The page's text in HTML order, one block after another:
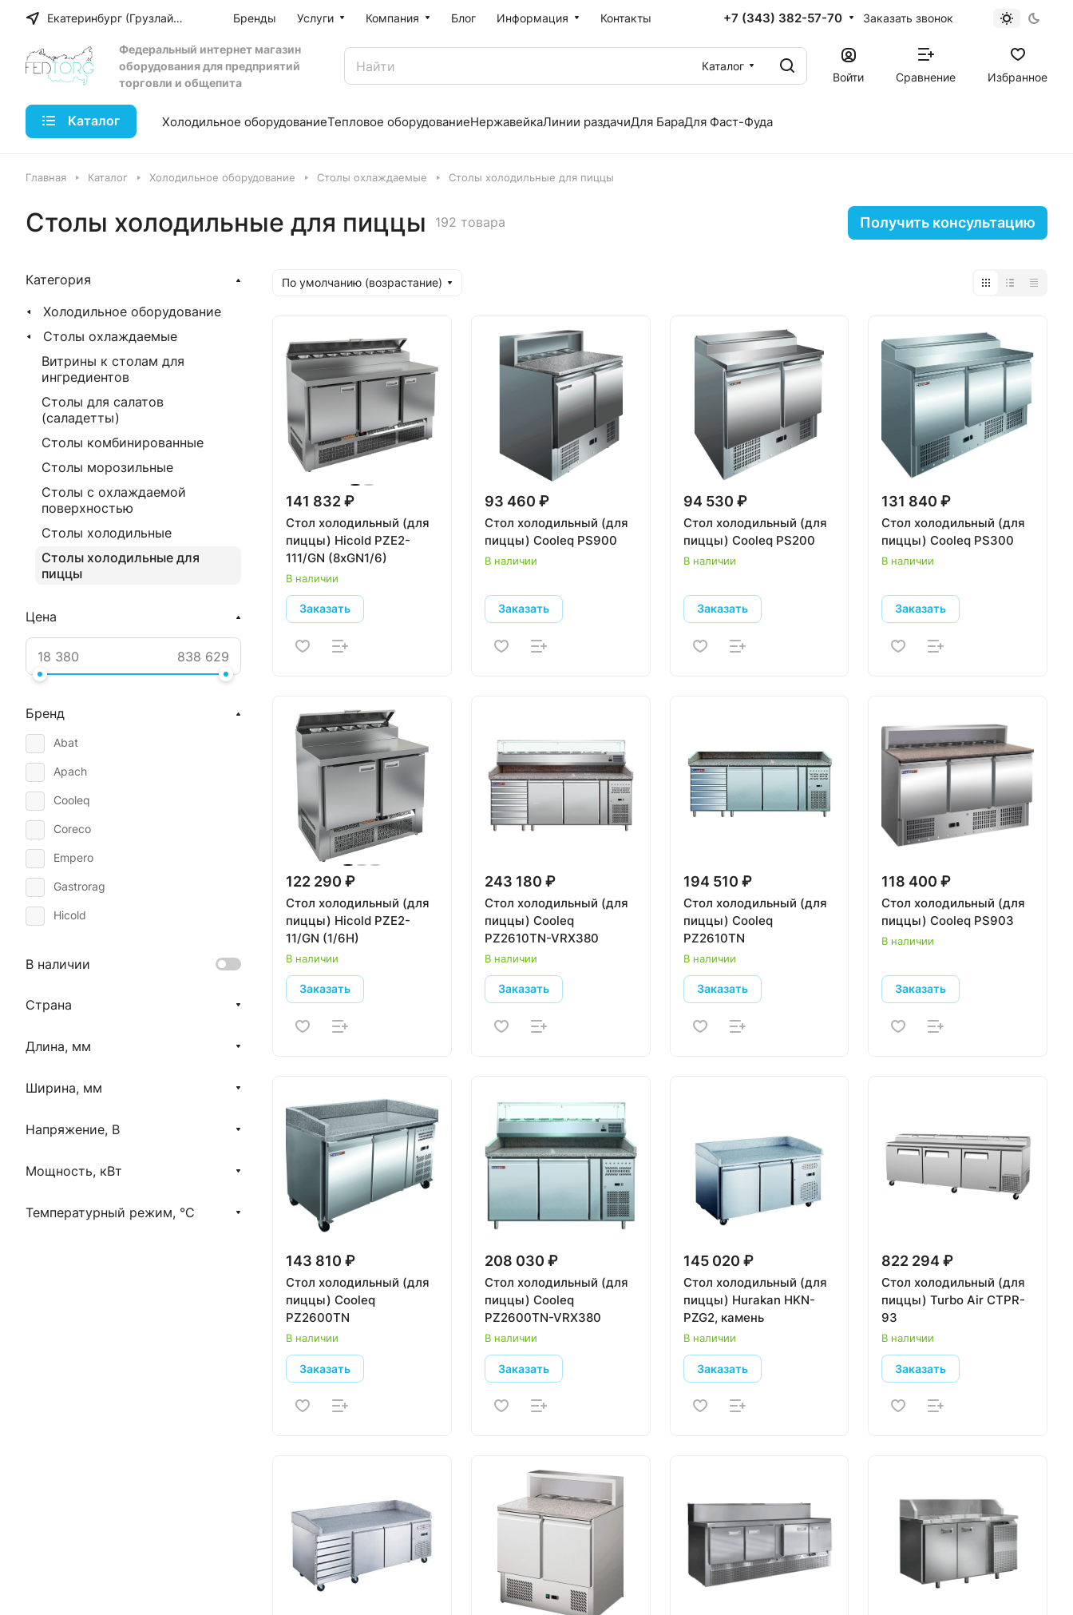
Екатеринбург (Грузлайн) Бренды Услуги Компания Блог Информация Контакты +7 (343) 382-57-70 Заказать звонок
Федеральный интернет магазин
оборудования для предприятий
торговли и общепита
Каталог
Войти
Сравнение Избранное
Каталог Холодильное оборудованиеТепловое оборудованиеНержавейкаЛинии раздачиДля БараДля Фаст-Фуда
Главная Каталог Холодильное оборудование Столы охлаждаемые Столы холодильные для пиццы
Столы холодильные для пиццы 192 товара Получить консультацию
По умолчанию (возрастание)
141 832 ₽
Стол холодильный (для
пиццы) Hicold PZE2-
111/GN (8xGN1/6)
В наличии
Заказать
93 460 ₽
Стол холодильный (для
пиццы) Cooleq PS900
В наличии
Заказать
94 530 ₽
Стол холодильный (для
пиццы) Cooleq PS200
В наличии
Заказать
131 840 ₽
Стол холодильный (для
пиццы) Cooleq PS300
В наличии
Заказать
122 290 ₽
Стол холодильный (для
пиццы) Hicold PZE2-
11/GN (1/6H)
В наличии
Заказать
243 180 ₽
Стол холодильный (для
пиццы) Cooleq
PZ2610TN-VRX380
В наличии
Заказать
194 510 ₽
Стол холодильный (для
пиццы) Cooleq
PZ2610TN
В наличии
Заказать
118 400 ₽
Стол холодильный (для
пиццы) Cooleq PS903
В наличии
Заказать
143 810 ₽
Стол холодильный (для
пиццы) Cooleq
PZ2600TN
В наличии
Заказать
208 030 ₽
Стол холодильный (для
пиццы) Cooleq
PZ2600TN-VRX380
В наличии
Заказать
145 020 ₽
Стол холодильный (для
пиццы) Hurakan HKN-
PZG2, камень
В наличии
Заказать
822 294 ₽
Стол холодильный (для
пиццы) Turbo Air CTPR-
93
В наличии
Заказать
Категория
Холодильное оборудование
Столы охлаждаемые
Витрины к столам для
ингредиентов
Столы для салатов
(саладетты)
Столы комбинированные
Столы морозильные
Столы с охлаждаемой
поверхностью
Столы холодильные
Столы холодильные для
пиццы
Цена
Бренд
Abat
Apach
Cooleq
Coreco
Empero
Gastrorag
Hicold
Koreco
Polair
Turbo air
В наличии
Страна
Длина, мм
Ширина, мм
Напряжение, В
Мощность, кВт
Температурный режим, °C